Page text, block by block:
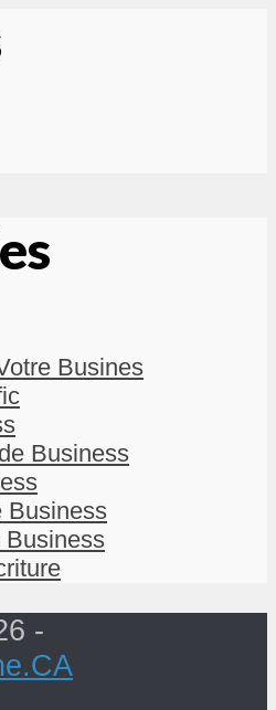
Busines
Business
Business
Business
-